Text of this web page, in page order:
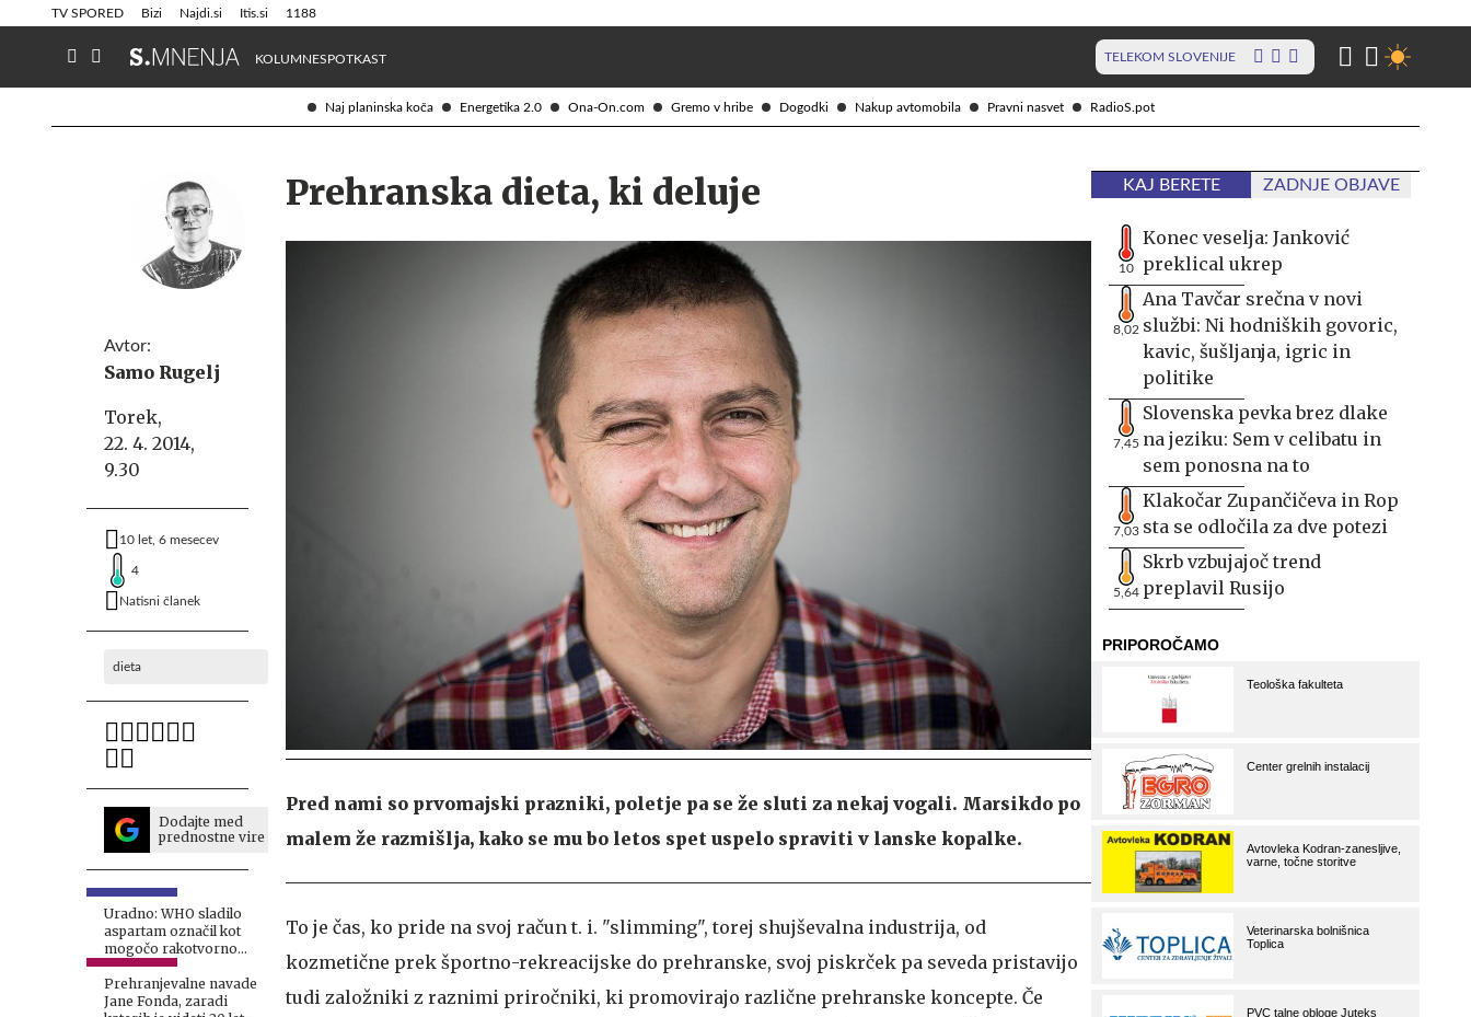
Naj planinska koča Energetika 2.0 Ona-On.com Gremo v hribe Dogodki Nakup avtomobila Pravni nasvet RadioS.pot
TV SPORED Bizi Najdi.si Itis.si 1188
KOLUMNESPOTKAST TELEKOM SLOVENIJE
Info in obvestila Tehnik
Avtor:
Samo Rugelj
Torek,
22. 4. 2014,
9.30
10 let, 6 mesecev
4
Natisni članek
dieta
Dodajte med
prednostne vire
Uradno: WHO sladilo
aspartam označil kot
mogočo rakotvorno
snov
Prehranjevalne navade
Jane Fonda, zaradi
Prehranska dieta, ki deluje
Pred nami so prvomajski prazniki, poletje pa se že sluti za nekaj vogali. Marsikdo po
malem že razmišlja, kako se mu bo letos spet uspelo spraviti v lanske kopalke.
To je čas, ko pride na svoj račun t. i. "slimming", torej shujševalna industrija, od
kozmetične prek športno-rekreacijske do prehranske, svoj piskrček pa seveda pristavijo
tudi založniki z raznimi priročniki, ki promovirajo različne prehranske koncepte. Če
KAJ BERETE ZADNJE OBJAVE
10
Konec veselja: Janković
preklical ukrep
8,02
Ana Tavčar srečna v novi
službi: Ni hodniških govoric,
kavic, šušljanja, igric in
politike
7,45
Slovenska pevka brez dlake
na jeziku: Sem v celibatu in
sem ponosna na to
7,03
Klakočar Zupančičeva in Rop
sta se odločila za dve potezi
5,64
Skrb vzbujajoč trend
preplavil Rusijo